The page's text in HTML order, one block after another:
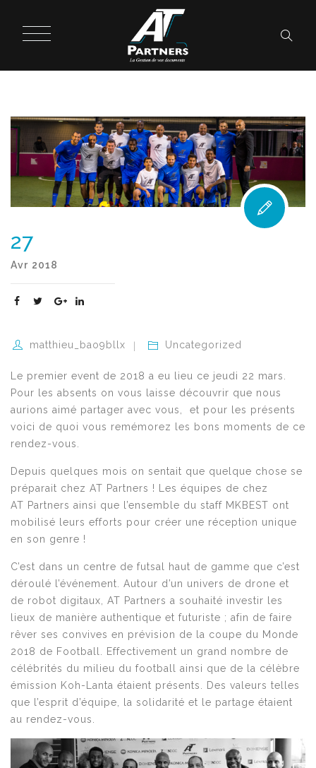
27
Avr 2018
matthieu_bao9bllx Uncategorized
Le premier event de 2018 a eu lieu ce jeudi 22 mars.
Pour les absents on vous laisse découvrir que nous
aurions aimé partager avec vous, et pour les présents
voici de quoi vous remémorez les bons moments de ce
rendez-vous.
Depuis quelques mois on sentait que quelque chose se
préparait chez AT Partners ! Les équipes de chez
AT Partners ainsi que l’ensemble du staff MKBEST ont
mobilisé leurs efforts pour créer une réception unique
en son genre !
C’est dans un centre de futsal haut de gamme que c’est
déroulé l’événement. Autour d’un univers de drone et
de robot digitaux, AT Partners a souhaité investir les
lieux de manière authentique et futuriste ; afin de faire
rêver ses convives en prévision de la coupe du Monde
2018 de Football. Effectivement un grand nombre de
célébrités du milieu du football ainsi que de la célèbre
émission Koh-Lanta étaient présents. Des valeurs telles
que l’esprit d’équipe, la solidarité et le partage étaient
au rendez-vous.